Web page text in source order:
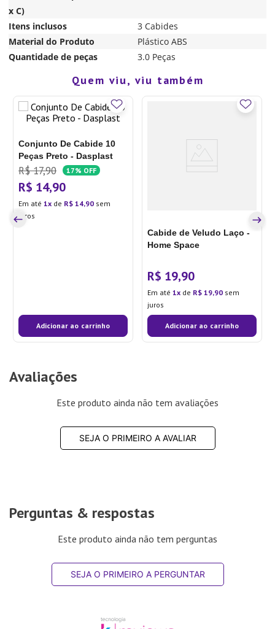
x C)
Itens inclusos
3 Cabides
Material do Produto
Plástico ABS
Quantidade de peças
3.0 Peças
Quem viu, viu também
Conjunto De Cabide 10
Peças Preto - Dasplast
R$ 17,90 17% OFF
R$ 14,90
Em até 1 de R$ 14,90 sem
juros
Adicionar ao carrinho
Cabide de Veludo Laço -
Home Space
R$ 19,90
Em até 1 de R$ 19,90 sem
juros
Adicionar ao carrinho
Avaliações
Este produto ainda não tem avaliações
SEJA O PRIMEIRO A AVALIAR
Perguntas & respostas
Este produto ainda não tem perguntas
SEJA O PRIMEIRO A PERGUNTAR